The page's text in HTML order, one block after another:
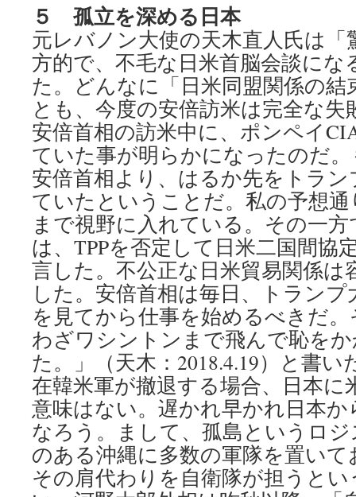
５ 孤立を深める日本
元レバノン大使の天木直人氏は
方的で、不毛な日米首脳会談に
た。どんなに「日米同盟関係の
とも、今度の安倍訪米は完全な
安倍首相の訪米中に、ポンペイ
ていた事が明らかになったのだ
安倍首相より、はるか先をトラ
ていたということだ。私の予想
まで視野に入れている。その一
は、TPPを否定して日米二国間協
言した。不公正な日米貿易関係は
した。安倍首相は毎日、トラン
を見てから仕事を始めるべきだ
わざワシントンまで飛んで恥を
た。」（天木：2018.4.19）と書い
在韓米軍が撤退する場合、日本に
意味はない。遅かれ早かれ日本
なろう。まして、孤島というロ
のある沖縄に多数の軍隊を置い
その肩代わりを自衛隊が担うと